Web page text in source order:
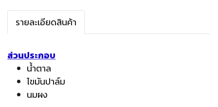
รายละเอียดสินค้า
ส่วนประกอบ
น้ำตาล
ไขมันปาล์ม
นมผง